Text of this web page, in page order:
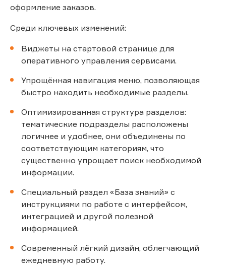
оформление заказов.
Среди ключевых изменений:
Виджеты на стартовой странице для
оперативного управления сервисами.
Упрощённая навигация меню, позволяющая
быстро находить необходимые разделы.
Оптимизированная структура разделов:
тематические подразделы расположены
логичнее и удобнее, они объединены по
соответствующим категориям, что
существенно упрощает поиск необходимой
информации.
Специальный раздел «База знаний» с
инструкциями по работе с интерфейсом,
интеграцией и другой полезной
информацией.
Современный лёгкий дизайн, облегчающий
ежедневную работу.